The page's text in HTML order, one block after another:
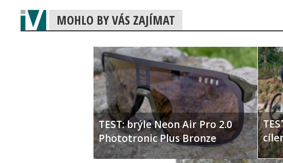
MOHLO BY VÁS ZAJÍMAT
TEST: brýle Neon Air Pro 2.0
Phototronic Plus Bronze